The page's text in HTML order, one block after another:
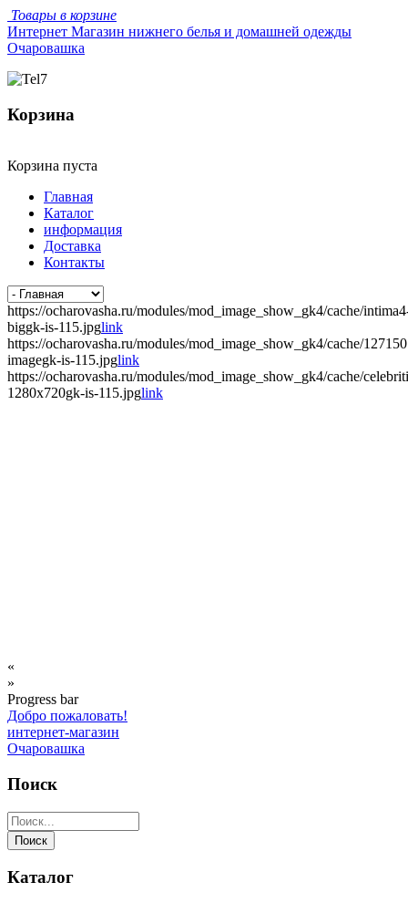
Товары в корзине
Интернет Магазин нижнего белья и домашней одежды
Очаровашка
Корзина
Корзина пуста
Главная
Каталог
информация
Доставка
Контакты
https://ocharovasha.ru/modules/mod_image_show_gk4/cache/
biggk-is-115.jpglink
https://ocharovasha.ru/modules/mod_image_show_gk4/cache/
imagegk-is-115.jpglink
https://ocharovasha.ru/modules/mod_image_show_gk4/cache/
1280x720gk-is-115.jpglink
«
»
Progress bar
Добро пожаловать!
интернет-магазин
Очаровашка
Поиск
Поиск
Каталог